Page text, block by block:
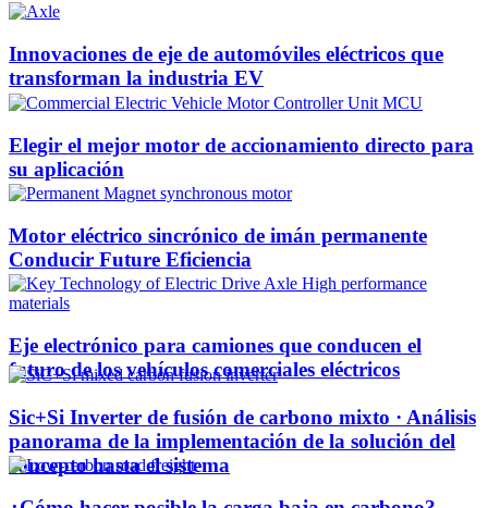
Innovaciones de eje de automóviles eléctricos que
transforman la industria EV
Elegir el mejor motor de accionamiento directo para
su aplicación
Motor eléctrico sincrónico de imán permanente
Conducir Future Eficiencia
Eje electrónico para camiones que conducen el
futuro de los vehículos comerciales eléctricos
Sic+Si Inverter de fusión de carbono mixto · Análisis
panorama de la implementación de la solución del
concepto hasta el sistema